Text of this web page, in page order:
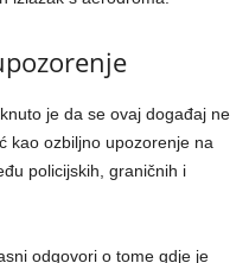
je da se ovaj događaj ne
kao ozbiljno upozorenje na
policijskih, graničnih i
odgovori o tome gdje je